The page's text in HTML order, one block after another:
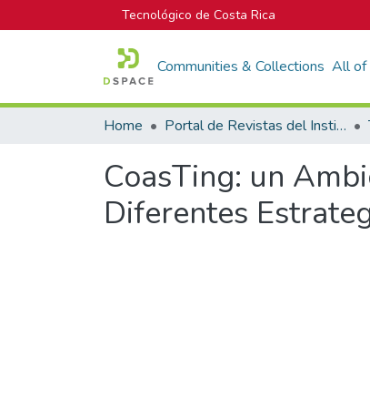
Tecnológico de Costa Rica
Communities & Collections All of
Home Portal de Revistas del Instituto Tecnológico de Costa Rica
CoasTing: un
Diferentes